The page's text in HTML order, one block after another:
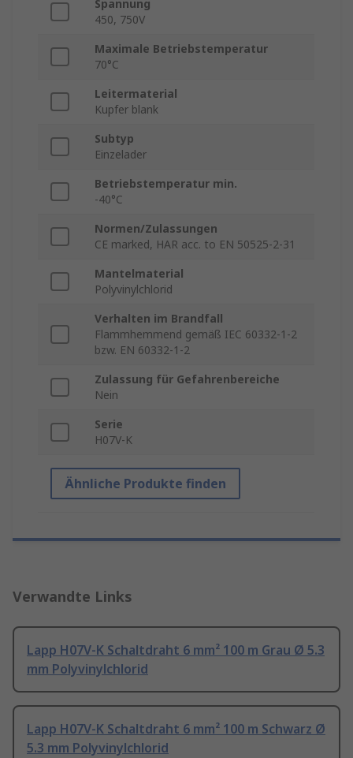
Spannung
450, 750V
Maximale Betriebstemperatur
70°C
Leitermaterial
Kupfer blank
Subtyp
Einzelader
Betriebstemperatur min.
-40°C
Normen/Zulassungen
CE marked, HAR acc. to EN 50525-2-31
Mantelmaterial
Polyvinylchlorid
Verhalten im Brandfall
Flammhemmend gemäß IEC 60332-1-2
bzw. EN 60332-1-2
Zulassung für Gefahrenbereiche
Nein
Serie
H07V-K
Ähnliche Produkte finden
Verwandte Links
Lapp H07V-K Schaltdraht 6 mm² 100 m Grau Ø 5.3
mm Polyvinylchlorid
Lapp H07V-K Schaltdraht 6 mm² 100 m Schwarz Ø
5.3 mm Polyvinylchlorid